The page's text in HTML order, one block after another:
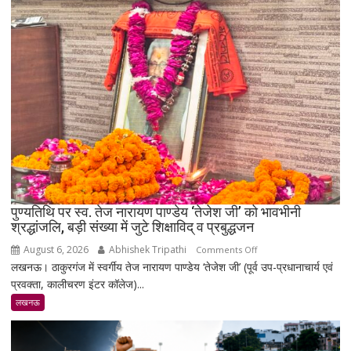
सोना
₹5,501
महंगा,
10
ग्राम
का
भाव
₹1.48
लाख
पहुंचा
पुण्यतिथि पर स्व. तेज नारायण पाण्डेय ‘तेजेश जी’ को भावभीनी
श्रद्धांजलि, बड़ी संख्या में जुटे शिक्षाविद् व प्रबुद्धजन
August 6, 2026 Abhishek Tripathi Comments Offon
पुण्यतिथि
नारायण
लखनऊ। ठाकुरगंज में स्वर्गीय तेज नारायण पाण्डेय ‘तेजेश जी’ (पूर्व उप-प्रधानाचार्य एवं
प्रवक्ता, कालीचरण इंटर कॉलेज)...
लखनऊ